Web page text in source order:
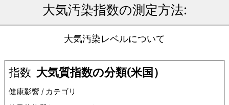
大気汚染指数の測定方法:
大気汚染レベルについて
指数 大気質指数の分類(米国）
健康影響 / カテゴリ